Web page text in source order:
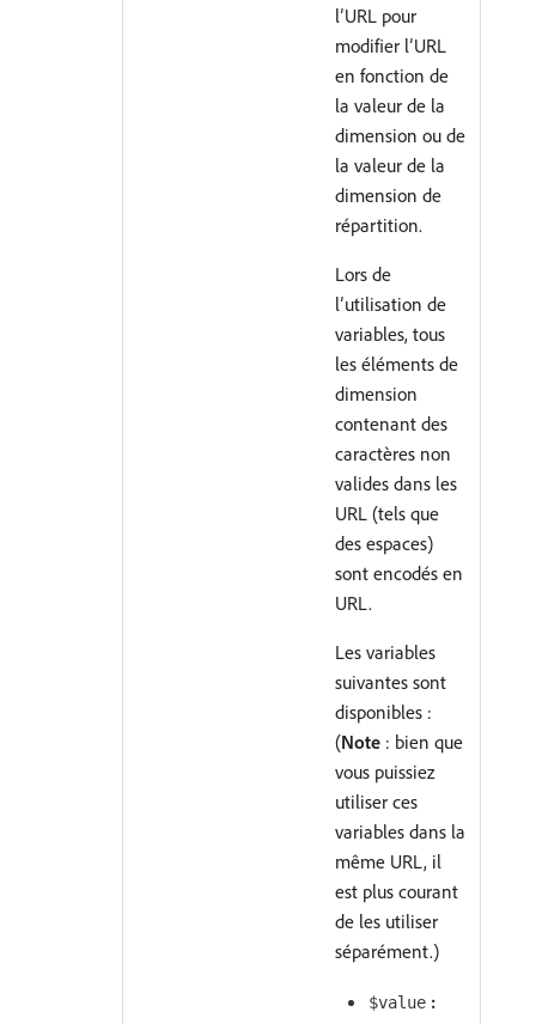
l’URL pour
modifier l’URL
en fonction de
la valeur de la
dimension ou de
la valeur de la
dimension de
répartition.
Lors de
l’utilisation de
variables, tous
les éléments de
dimension
contenant des
caractères non
valides dans les
URL (tels que
des espaces)
sont encodés en
URL.
Les variables
suivantes sont
disponibles :
(Note : bien que
vous puissiez
utiliser ces
variables dans la
même URL, il
est plus courant
de les utiliser
séparément.)
$value :